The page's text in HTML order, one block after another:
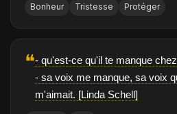
Bonheur Tristesse Protéger
❝- qu'est-ce qu'il te manque
- sa voix me manque, sa voix
m'aimait. [Linda Schell]